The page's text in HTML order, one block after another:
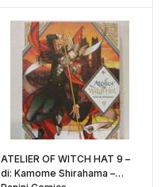
ATELIER OF WITCH HAT 9 –
di: Kamome Shirahama –